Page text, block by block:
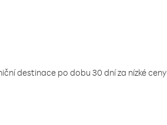
destinace po dobu 30 dní za nízké